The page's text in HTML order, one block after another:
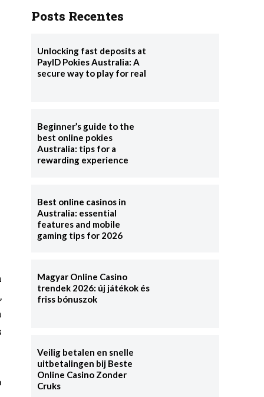
Posts Recentes
Unlocking fast deposits at
PayID Pokies Australia: A
secure way to play for real
Beginner’s guide to the
best online pokies
Australia: tips for a
rewarding experience
Best online casinos in
Australia: essential
features and mobile
gaming tips for 2026
Magyar Online Casino
trendek 2026: új játékok és
friss bónuszok
Veilig betalen en snelle
uitbetalingen bij Beste
Online Casino Zonder
Cruks